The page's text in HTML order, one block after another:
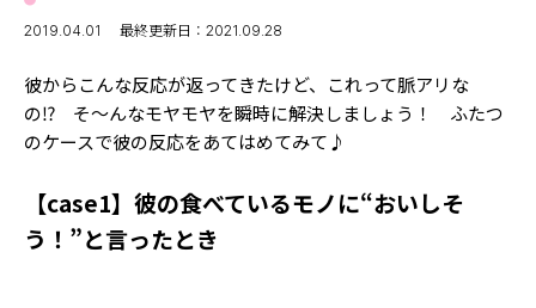
おでかけ
MODEL'S BLOG
TikTok
Instagram
FORTUNE
ゲッターズ飯田
2019.04.01 最終更新日：2021.09.28
彼からこんな反応が返ってきたけど、これって脈アリな
の⁉ そ～んなモヤモヤを瞬時に解決しましょう！ ふたつ
のケースで彼の反応をあてはめてみて♪
【case1】彼の食べているモノに“おいしそ
う！”と言ったとき